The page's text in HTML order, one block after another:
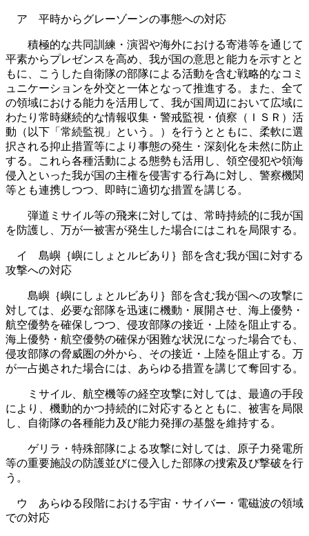
ア 平時からグレーゾーンの事態への対応
積極的な共同訓練・演習や海外における寄港等を通じて
平素からプレゼンスを高め、我が国の意思と能力を示すとと
もに、こうした自衛隊の部隊による活動を含む戦略的なコミ
ュニケーションを外交と一体となって推進する。また、全て
の領域における能力を活用して、我が国周辺において広域に
わたり常時継続的な情報収集・警戒監視・偵察（ＩＳＲ）活
動（以下「常続監視」という。）を行うとともに、柔軟に選
択される抑止措置等により事態の発生・深刻化を未然に防止
する。これら各種活動による態勢も活用し、領空侵犯や領海
侵入といった我が国の主権を侵害する行為に対し、警察機関
等とも連携しつつ、即時に適切な措置を講じる。
弾道ミサイル等の飛来に対しては、常時持続的に我が国
を防護し、万が一被害が発生した場合にはこれを局限する。
イ 島嶼｛嶼にしょとルビあり｝部を含む我が国に対する
攻撃への対応
島嶼｛嶼にしょとルビあり｝部を含む我が国への攻撃に
対しては、必要な部隊を迅速に機動・展開させ、海上優勢・
航空優勢を確保しつつ、侵攻部隊の接近・上陸を阻止する。
海上優勢・航空優勢の確保が困難な状況になった場合でも、
侵攻部隊の脅威圏の外から、その接近・上陸を阻止する。万
が一占拠された場合には、あらゆる措置を講じて奪回する。
ミサイル、航空機等の経空攻撃に対しては、最適の手段
により、機動的かつ持続的に対応するとともに、被害を局限
し、自衛隊の各種能力及び能力発揮の基盤を維持する。
ゲリラ・特殊部隊による攻撃に対しては、原子力発電所
等の重要施設の防護並びに侵入した部隊の捜索及び撃破を行
う。
ウ あらゆる段階における宇宙・サイバー・電磁波の領域
での対応